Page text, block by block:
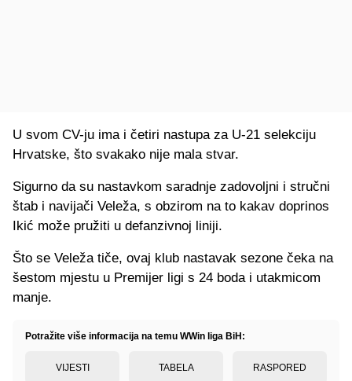
U svom CV-ju ima i četiri nastupa za U-21 selekciju
Hrvatske, što svakako nije mala stvar.
Sigurno da su nastavkom saradnje zadovoljni i stručni
štab i navijači Veleža, s obzirom na to kakav doprinos
Ikić može pružiti u defanzivnoj liniji.
Što se Veleža tiče, ovaj klub nastavak sezone čeka na
šestom mjestu u Premijer ligi s 24 boda i utakmicom
manje.
Potražite više informacija na temu WWin liga BiH:
VIJESTI TABELA RASPORED